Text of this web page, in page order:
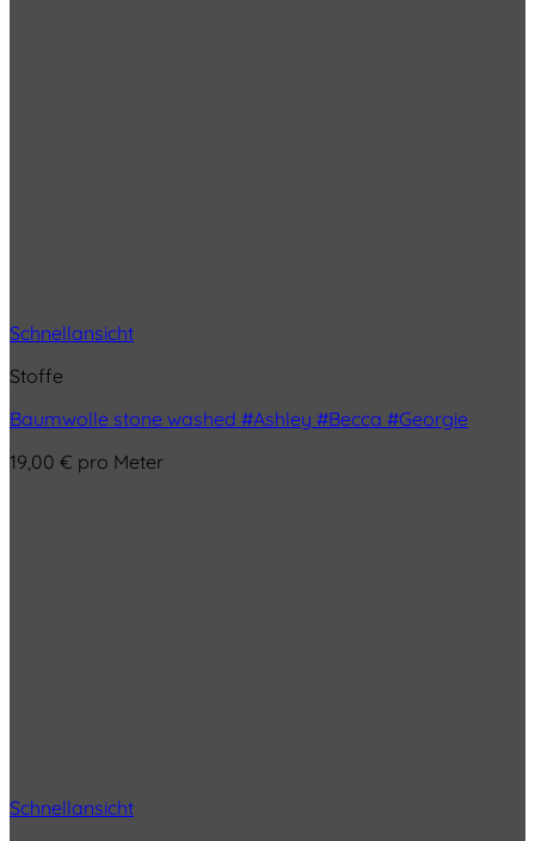
Schnellansicht
Stoffe
Baumwolle stone washed #Ashley #Becca #Georgie
19,00 € pro Meter
Schnellansicht